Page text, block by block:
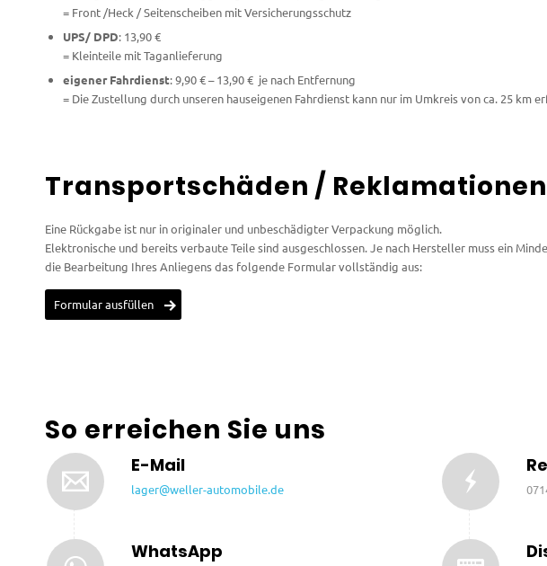
= Front /Heck / Seitenscheiben mit Versicherungsschutz
UPS/ DPD: 13,90 €
= Kleinteile mit Taganlieferung
eigener Fahrdienst: 9,90 € – 13,90 € je nach Entfernung
= Die Zustellung durch unseren hauseigenen Fahrdienst kann nur im Umkreis von ca. 25 km
Transportschäden /
Eine Rückgabe ist nur in originaler und unbeschädigter Verpackung möglich.
Elektronische und bereits verbaute Teile sind ausgeschlossen. Je nach Hersteller muss ein
die Bearbeitung Ihres Anliegens das folgende Formular vollständig aus:
Formular ausfüllen
So erreichen Sie uns
E-Mail
lager@weller-automobile.de
WhatsApp